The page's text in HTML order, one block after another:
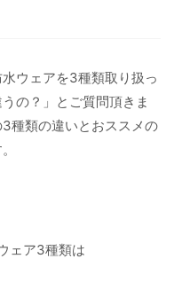
ウェアを3種類取り扱っ
の？」とご質問頂きま
種類の違いとおススメの
ェア3種類は